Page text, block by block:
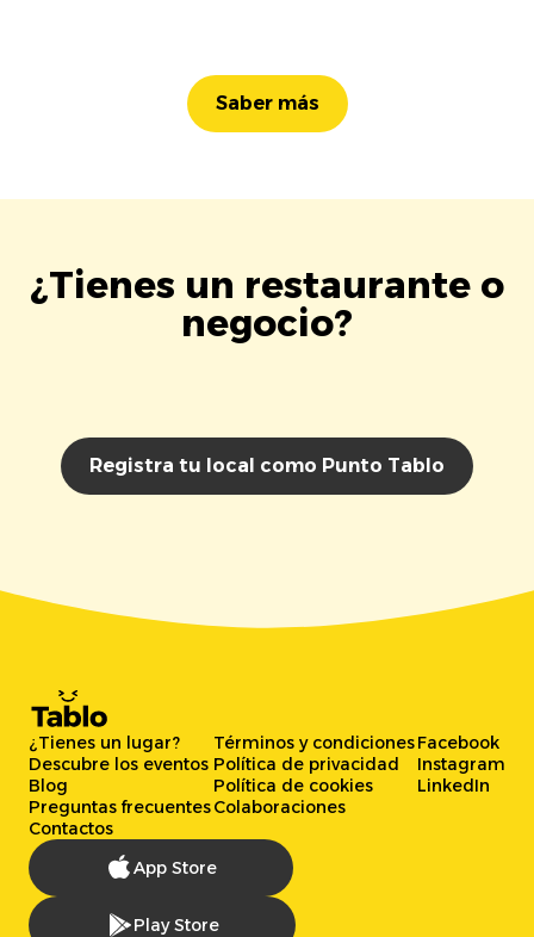
Saber más
¿Tienes un restaurante o
negocio?
Registra tu local como Punto Tablo
¿Tienes un lugar?
Descubre los eventos
Blog
Preguntas frecuentes
Contactos
Términos y condiciones
Política de privacidad
Política de cookies
Colaboraciones
Facebook
Instagram
LinkedIn
App Store
Play Store